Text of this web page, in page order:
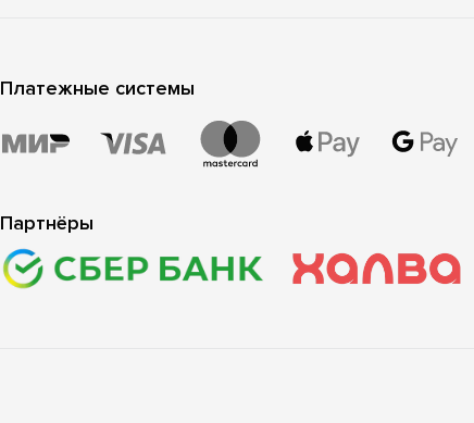
Платежные системы
Партнёры